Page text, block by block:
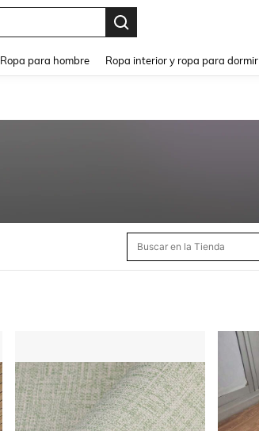
Ropa para hombre Ropa interior y ropa para dormir